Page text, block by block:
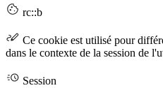
rc::b
Ce cookie est utilisé pour
dans le contexte de la session de
Session